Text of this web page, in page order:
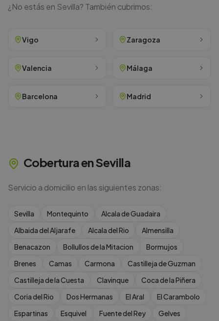
¿No estás en Sevilla? También cubrimos:
Vigo Zaragoza
Valencia Málaga
Barcelona Madrid
Cobertura enSevilla
Servicio a domicilio en las siguientes zonas:
Sevilla Montequinto
Alcala de Guadaira
Albaida del Aljarafe
Alcala del Rio
Almensilla
Benacazon
Bollullos de la Mitacion
Bormujos
Brenes
Camas Carmona
Castilleja de Guzman
Castilleja de la Cuesta
Clavinque
Coca de la Piñera
Coria del Rio
Dos Hermanas El Aral
El Carambolo
Espartinas
Esquivel Fuente del Rey
Gelves